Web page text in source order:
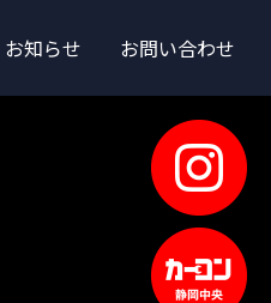
お知らせ お問い合わせ